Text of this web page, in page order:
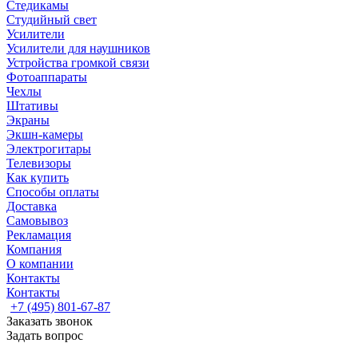
Стедикамы
Студийный свет
Усилители
Усилители для наушников
Устройства громкой связи
Фотоаппараты
Чехлы
Штативы
Экраны
Экшн-камеры
Электрогитары
Телевизоры
Как купить
Способы оплаты
Доставка
Самовывоз
Рекламация
Компания
О компании
Контакты
Контакты
+7 (495) 801-67-87
Заказать звонок
Задать вопрос